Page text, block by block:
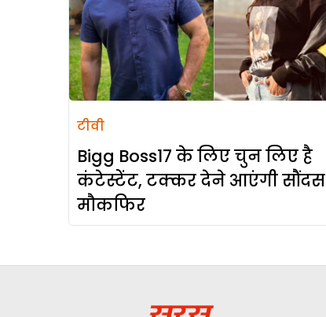
टीवी
Bigg Boss17 के लिए चुन लिए है
कंटेस्टेंट, टक्कर देने आएंगी सौंदस
मौकफिर